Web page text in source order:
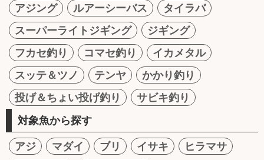
アジング
ルアーシーバス
タイラバ
スーパーライトジギング
ジギング
フカセ釣り
コマセ釣り
イカメタル
スッテ＆ツノ
テンヤ
かかり釣り
投げ＆ちょい投げ釣り
サビキ釣り
対象魚から探す
アジ マダイ ブリ イサキ
ヒラマサ